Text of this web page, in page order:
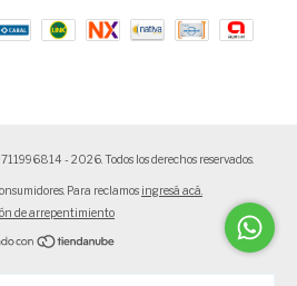
- 2026. Todos los derechos reservados.
Para reclamos ingresá acá.
de arrepentimiento